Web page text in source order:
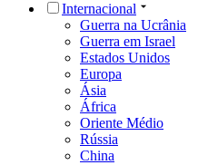
Internacional
Guerra na Ucrânia
Guerra em Israel
Estados Unidos
Europa
Ásia
África
Oriente Médio
Rússia
China